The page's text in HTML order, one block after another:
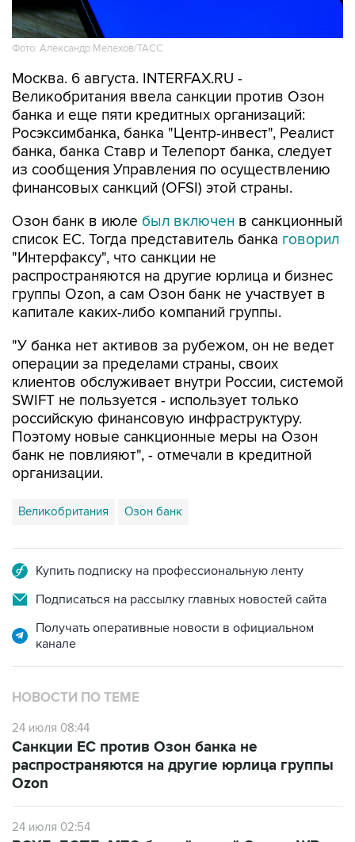
Фото: Александр Мелехов/ТАСС
Москва. 6 августа. INTERFAX.RU -
Великобритания ввела санкции против Озон
банка и еще пяти кредитных организаций:
Росэксимбанка, банка "Центр-инвест", Реалист
банка, банка Ставр и Телепорт банка, следует
из сообщения Управления по осуществлению
финансовых санкций (OFSI) этой страны.
Озон банк в июле был включен в санкционный
список ЕС. Тогда представитель банка говорил
"Интерфаксу", что санкции не
распространяются на другие юрлица и бизнес
группы Ozon, а сам Озон банк не участвует в
капитале каких-либо компаний группы.
"У банка нет активов за рубежом, он не ведет
операции за пределами страны, своих
клиентов обслуживает внутри России, системой
SWIFT не пользуется - использует только
российскую финансовую инфраструктуру.
Поэтому новые санкционные меры на Озон
банк не повлияют", - отмечали в кредитной
организации.
Великобритания Озон банк
Купить подписку на профессиональную ленту
Подписаться на рассылку главных новостей сайта
Получать оперативные новости в официальном
канале
НОВОСТИ ПО ТЕМЕ
24 июля 08:44
Санкции ЕС против Озон банка не
распространяются на другие юрлица группы
Ozon
24 июля 02:54